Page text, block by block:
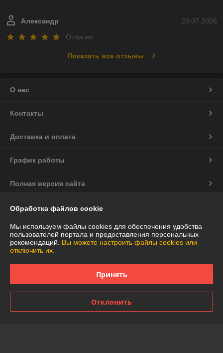
20.07.2026
Александр
Отлично
Показать все отзывы
О нас
Контакты
Доставка и оплата
График работы
Полная версия сайта
Политика обработки cookies
Сайт создан на платформе Deal.by
Информация для покупателя
Обработка файлов cookie
Мы используем файлы cookies для обеспечения удобства
пользователей портала и предоставления персональных
рекомендаций. Вы можете настроить файлы cookies или
отключить их.
Принять
Отклонить